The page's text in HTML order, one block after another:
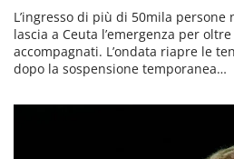
L’ingresso di più di 50mila persone
lascia a Ceuta l’emergenza per
accompagnati. L’ondata riapre le
dopo la sospensione temporanea…